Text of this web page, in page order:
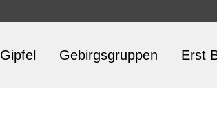
Gipfel Gebirgsgruppen Erst